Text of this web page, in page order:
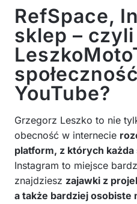
RefSpace,
sklep –
YouTube?
Grzegorz Leszko to nie
obecność w internecie
platform, z których każda
Instagram to miejsce
znajdziesz zajawki z
a także bardziej osobiste